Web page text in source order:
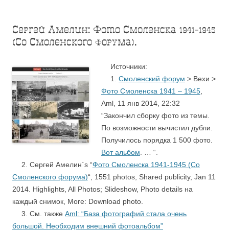
Сергей Амелин: Фото Смоленска 1941-1945
(Со Смоленского форума).
Источники:
1. Смоленский форум > Вехи >
Фото Смоленска 1941 – 1945
Aml, 11 янв 2014, 22:32
“Закончил сборку фото из темы.
По возможности вычистил дубли.
Получилось порядка 1 500 фото.
Вот альбом
… “.
2. Сергей Амелин`s “Фото Смоленска 1941-1945 (Со
Смоленского форума)“, 1551 photos, Shared publicity, Jan 11
2014. Highlights, All Photos; Slideshow, Photo details на
каждый снимок, More: Download photo.
3. См. также Aml: “База фотографий стала очень
большой. Необходим внешний фотоальбом”